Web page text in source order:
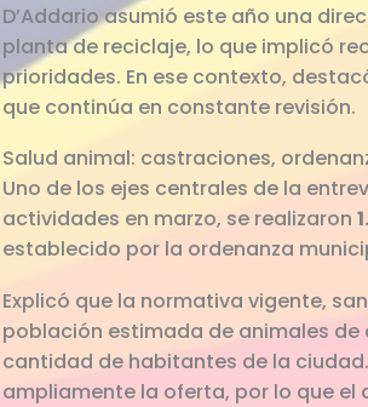
D’Addario asumió este año una
planta de reciclaje, lo que implicó
prioridades. En ese contexto,
que continúa en constante revisión.
Salud animal: castraciones,
Uno de los ejes centrales de la
actividades en marzo, se realizaron
establecido por la ordenanza
Explicó que la normativa vigente,
población estimada de animales
cantidad de habitantes de la
ampliamente la oferta, por lo que